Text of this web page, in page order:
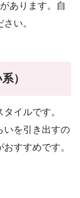
あります。自
い。
）
イルです。
いを引き出すの
すすめです。